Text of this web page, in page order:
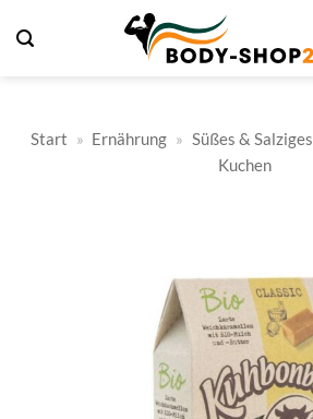
Inhalt
Start » Ernährung » Süßes & Salziges
Kuchen